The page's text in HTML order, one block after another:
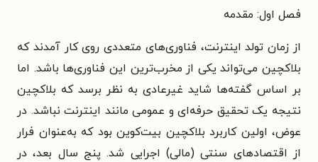
فصل اول: مقدمه
از زمان تولد اینترنت، فناوری‌های متعددی روی کار آمدند که
بلاکچین می‌تواند یکی از مخرب‌ترین این فناوری‌ها باشد. اما
بر اساس گفته‌ها شاید غیرعادی به نظر برسد که بلاکچین
نتیجه یک تحقیق حرفه‌ای و عمومی مانند اینترنت نباشد. در
عوض، اولین کاربرد بلاکچین بیت‌کوین بود که به‌عنوان فرار
از اقتصادهای سنتی (مالی) اجرایی شد. پنج سال بعد، در